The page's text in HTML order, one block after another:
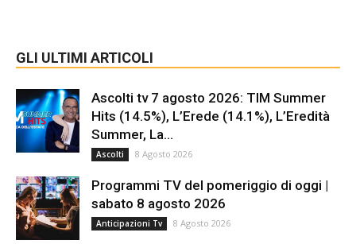
GLI ULTIMI ARTICOLI
Ascolti tv 7 agosto 2026: TIM Summer
Hits (14.5%), L’Erede (14.1%), L’Eredità
Summer, La...
Ascolti 8 Agosto 2026
Programmi TV del pomeriggio di oggi |
sabato 8 agosto 2026
Anticipazioni Tv 8 Agosto 2026